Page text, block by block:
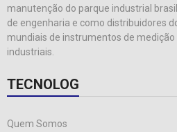
manutenção do parque industrial
de engenharia e como distribuidores
mundiais de instrumentos de
industriais.
TECNOLOG
Quem Somos